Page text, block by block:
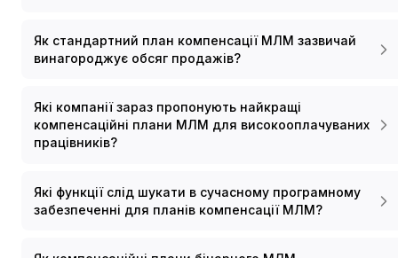
Як стандартний план компенсації МЛМ зазвичай
винагороджує обсяг продажів?
Які компанії зараз пропонують найкращі
компенсаційні плани МЛМ для високооплачуваних
працівників?
Які функції слід шукати в сучасному програмному
забезпеченні для планів компенсації МЛМ?